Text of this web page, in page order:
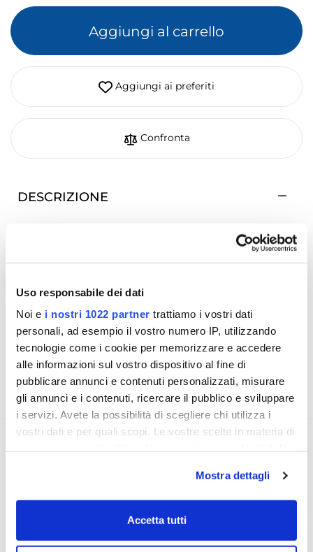
Uso responsabile dei dati
Noi e i nostri 1022 partner trattiamo i vostri dati
personali, ad esempio il vostro numero IP, utilizzando
tecnologie come i cookie per memorizzare e accedere
alle informazioni sul vostro dispositivo al fine di
pubblicare annunci e contenuti personalizzati, misurare
gli annunci e i contenuti, ricercare il pubblico e sviluppare
i servizi. Avete la possibilità di scegliere chi utilizza i
vostri dati e per quali scopi. Le vostre scelte in materia di
modificare o revocare il proprio consenso in qualsiasi
momento dalla Dichiarazione sui cookie o facendo clic
sull'icona di attivazione della privacy.
Con il tuo consenso, vorremmo anche:
Mostra dettagli
Accetta tutti
Aggiungi al carrello
Aggiungi ai preferiti
Confronta
DESCRIZIONE
FUSION Presa stagna USB/AUX
Presa stagna Fusion con doppia funzione sia USB
collegare a qualnque prodotto Fusion
compatibile.
RICHIEDI INFORMAZIONI
FAQ
OPINIONE DEI CLIENTI